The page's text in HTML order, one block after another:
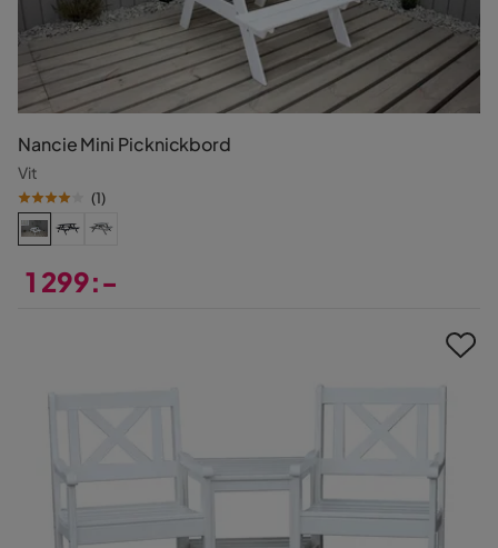
Nancie Mini Picknickbord
Vit
(1)
1 299:-